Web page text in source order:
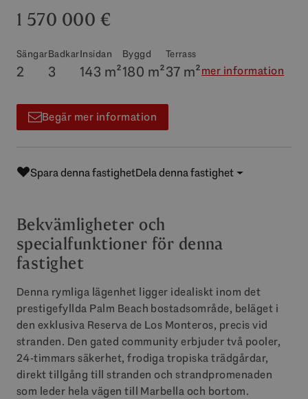
1 570 000 €
Sängar
2
Badkar
3
Insidan
143 m²
Byggd
180 m²
Terrass
37 m²mer information
Begär mer information
Spara denna fastighetDela denna fastighet
Bekvämligheter och
specialfunktioner för denna
fastighet
Denna rymliga lägenhet ligger idealiskt inom det
prestigefyllda Palm Beach bostadsområde, beläget i
den exklusiva Reserva de Los Monteros, precis vid
stranden. Den gated community erbjuder två pooler,
24-timmars säkerhet, frodiga tropiska trädgårdar,
direkt tillgång till stranden och strandpromenaden
som leder hela vägen till Marbella och bortom.